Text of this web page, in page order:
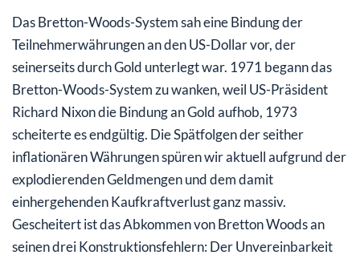
Das Bretton-Woods-System sah eine Bindung der
Teilnehmerwährungen an den US-Dollar vor, der
seinerseits durch Gold unterlegt war. 1971 begann das
Bretton-Woods-System zu wanken, weil US-Präsident
Richard Nixon die Bindung an Gold aufhob, 1973
scheiterte es endgültig. Die Spätfolgen der seither
inflationären Währungen spüren wir aktuell aufgrund der
explodierenden Geldmengen und dem damit
einhergehenden Kaufkraftverlust ganz massiv.
Gescheitert ist das Abkommen von Bretton Woods an
seinen drei Konstruktionsfehlern: Der Unvereinbarkeit